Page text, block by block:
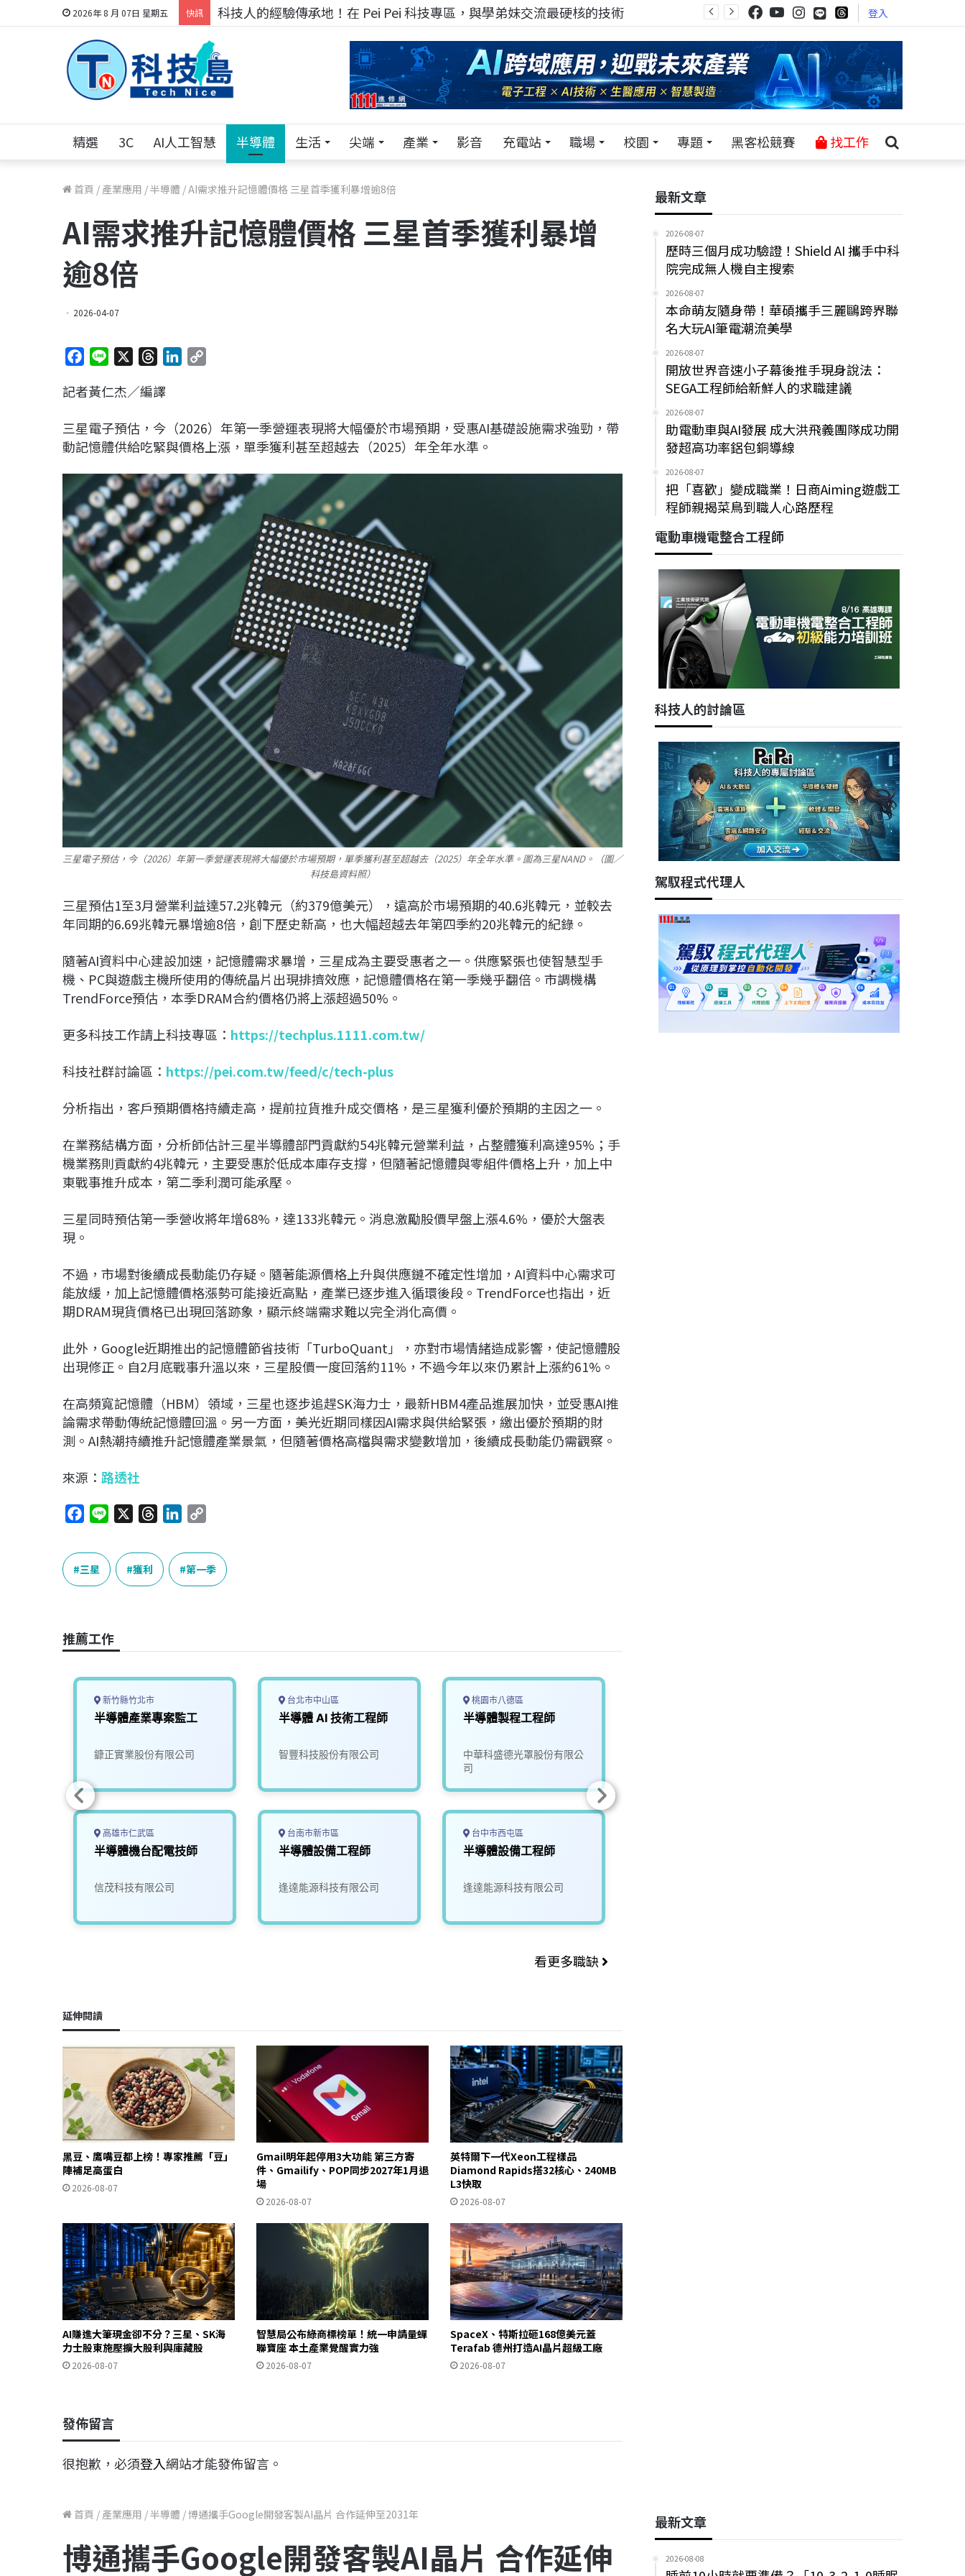
2026年 8 月 07日 星期五 快訊 科技人的經驗傳承地！在 Pei Pei 科技專區，與學弟妹交流最硬核的技術 登入
精選 3C AI人工智慧 半導體 生活 尖端 產業 影音 充電站 職場 校園 專題 黑客松競賽 找工作
首頁 / 產業應用 /半導體 /AI需求推升記憶體價格 三星首季獲利暴增逾8倍
AI需求推升記憶體價格 三星首季獲利暴增
逾8倍
2026-04-07
c
b
o
k
n
r
a
d
e
d
n
L
i
k
記者黃仁杰／編譯
三星電子預估，今（2026）年第一季營運表現將大幅優於市場預期，受惠AI基礎設施需求強勁，帶
動記憶體供給吃緊與價格上漲，單季獲利甚至超越去（2025）年全年水準。
三星電子預估，今（2026）年第一季營運表現將大幅優於市場預期，單季獲利甚至超越去（2025）年全年水準。圖為三星NAND。（圖／
科技島資料照）
三星預估1至3月營業利益達57.2兆韓元（約379億美元），遠高於市場預期的40.6兆韓元，並較去
年同期的6.69兆韓元暴增逾8倍，創下歷史新高，也大幅超越去年第四季約20兆韓元的紀錄。
隨著AI資料中心建設加速，記憶體需求暴增，三星成為主要受惠者之一。供應緊張也使智慧型手
機、PC與遊戲主機所使用的傳統晶片出現排擠效應，記憶體價格在第一季幾乎翻倍。市調機構
TrendForce預估，本季DRAM合約價格仍將上漲超過50%。
更多科技工作請上科技專區： https://techplus.1111.com.tw/
科技社群討論區： https://pei.com.tw/feed/c/tech-plus
分析指出，客戶預期價格持續走高，提前拉貨推升成交價格，是三星獲利優於預期的主因之一。
在業務結構方面，分析師估計三星半導體部門貢獻約54兆韓元營業利益，占整體獲利高達95%；手
機業務則貢獻約4兆韓元，主要受惠於低成本庫存支撐，但隨著記憶體與零組件價格上升，加上中
東戰事推升成本，第二季利潤可能承壓。
三星同時預估第一季營收將年增68%，達133兆韓元。消息激勵股價早盤上漲4.6%，優於大盤表
現。
不過，市場對後續成長動能仍存疑。隨著能源價格上升與供應鏈不確定性增加，AI資料中心需求可
能放緩，加上記憶體價格漲勢可能接近高點，產業已逐步進入循環後段。TrendForce也指出，近
期DRAM現貨價格已出現回落跡象，顯示終端需求難以完全消化高價。
此外， Google近期推出的記憶體節省技術「TurboQuant」，亦對市場情緒造成影響，使記憶體股
出現修正。自2月底戰事升溫以來，三星股價一度回落約11%，不過今年以來仍累計上漲約61%。
在高頻寬記憶體（HBM）領域，三星也逐步追趕SK海力士 ，最新HBM4產品進展加快，並受惠AI推
論需求帶動傳統記憶體回溫。另一方面， 美光近期同樣因AI需求與供給緊張，繳出優於預期的財
測。AI熱潮持續推升記憶體產業景氣，但隨著價格高檔與需求變數增加，後續成長動能仍需觀察。
來源： 路透社
c
e
b
k
e
e
a
n
k
e
p
y
L
三星 獲利 第一季
推薦工作
新竹縣竹北市
半導體產業專案監工
鏮正實業股份有限公司
高雄市仁武區
半導體機台配電技師
信茂科技有限公司
台北市中山區
半導體 AI 技術工程師
智豐科技股份有限公司
台南市新市區
半導體設備工程師
逢達能源科技有限公司
桃園市八德區
半導體製程工程師
中華科盛德光罩股份有限公
司
台中市西屯區
半導體設備工程師
逢達能源科技有限公司
看更多職缺
延伸閱讀
黑豆、鷹嘴豆都上榜！專家推薦「豆」
陣補足高蛋白
2026-08-07
Gmail明年起停用3大功能 第三方寄
件、Gmailify、POP同步2027年1月退
場
2026-08-07
英特爾下一代Xeon工程樣品
Diamond Rapids搭32核心、240MB
L3快取
2026-08-07
AI賺進大筆現金卻不分？三星、SK海
力士股東施壓擴大股利與庫藏股
2026-08-07
智慧局公布綠商標榜單！統一申請量蟬
聯寶座 本土產業覺醒實力強
2026-08-07
SpaceX、特斯拉砸168億美元蓋
Terafab 德州打造AI晶片超級工廠
2026-08-07
發佈留言
很抱歉，必須登入網站才能發佈留言。
最新文章
2026-08-07
歷時三個月成功驗證！Shield AI 攜手中科
院完成無人機自主搜索
2026-08-07
本命萌友隨身帶！華碩攜手三麗鷗跨界聯
名大玩AI筆電潮流美學
2026-08-07
開放世界音速小子幕後推手現身說法：
SEGA工程師給新鮮人的求職建議
2026-08-07
助電動車與AI發展 成大洪飛義團隊成功開
發超高功率鋁包銅導線
2026-08-07
把「喜歡」變成職業！日商Aiming遊戲工
程師親揭菜鳥到職人心路歷程
電動車機電整合工程師
科技人的討論區
駕馭程式代理人